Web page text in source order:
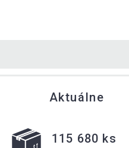
Aktuálne
115 680 ks